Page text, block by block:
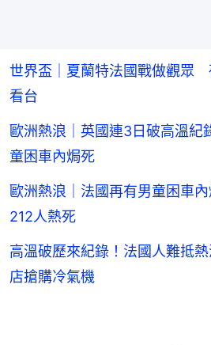
世界盃｜夏蘭特法國戰做觀眾
看台
歐洲熱浪｜英國連3日破高溫
童困車內焗死
歐洲熱浪｜法國再有男童困車
212人熱死
高溫破歷來紀錄！法國人難抵
店搶購冷氣機